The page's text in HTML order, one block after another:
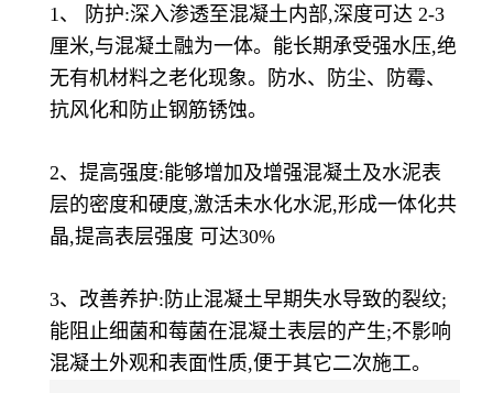
1、 防护:深入渗透至混凝土内部,深度可达 2-3
厘米,与混凝土融为一体。能长期承受强水压,绝
无有机材料之老化现象。防水、防尘、防霉、
抗风化和防止钢筋锈蚀。
2、提高强度:能够增加及增强混凝土及水泥表
层的密度和硬度,激活未水化水泥,形成一体化共
晶,提高表层强度 可达30%
3、改善养护:防止混凝土早期失水导致的裂纹;
能阻止细菌和莓菌在混凝土表层的产生;不影响
混凝土外观和表面性质,便于其它二次施工。